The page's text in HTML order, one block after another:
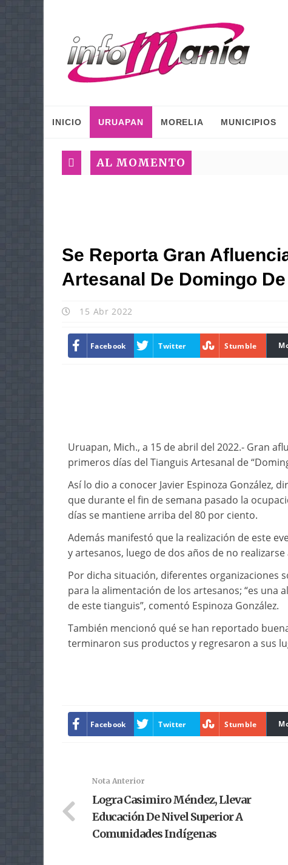
INICIO URUAPAN MORELIA MUNICIPIOS
AL MOMENTO
Se Reporta Gran
Artesanal De Domingo
15 Abr 2022
Facebook Twitter Stumble
Uruapan, Mich., a 15 de abril del 2022.- Gran
primeros días del Tianguis Artesanal de
Así lo dio a conocer Javier Espinoza González,
que durante el fin de semana pasado la
días se mantiene arriba del 80 por ciento.
Además manifestó que la realización de este
y artesanos, luego de dos años de no realizarse
Por dicha situación, diferentes organizaciones
para la alimentación de los artesanos; “es una
de este tianguis”, comentó Espinoza González.
También mencionó qué se han reportado
terminaron sus productos y regresaron a sus
Facebook Twitter Stumble
Nota Anterior
Logra Casimiro Méndez, Llevar
Educación De Nivel Superior A
Comunidades Indígenas